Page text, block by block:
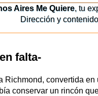
Aires Me Quiere, tu
Dirección y
falta-
Richmond, convertida
conservar un rincón